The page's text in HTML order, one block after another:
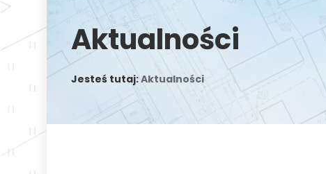
Aktualności
Jesteś tutaj:Aktualności